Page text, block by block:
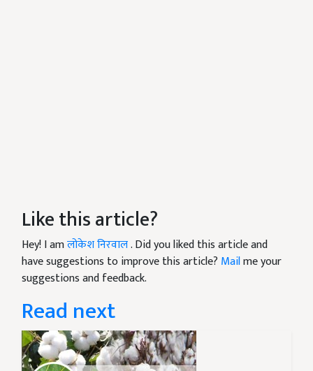
Like this article?
Hey! I amलोकेश निरवाल. Did you liked this article and
have suggestions to improve this article? Mailme your
suggestions and feedback.
Read next